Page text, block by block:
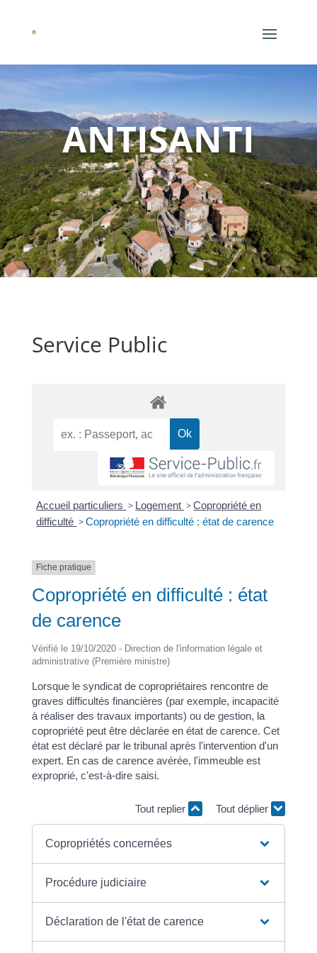
ANTISANTI
Service Public
Accueil particuliers > Logement >Copropriété en
difficulté >Copropriété en difficulté : état de carence
Fiche pratique
Copropriété en difficulté : état
de carence
Vérifié le 19/10/2020 - Direction de l'information légale et
administrative (Première ministre)
Lorsque le syndicat de copropriétaires rencontre de
graves difficultés financières (par exemple, incapacité
à réaliser des travaux importants) ou de gestion, la
copropriété peut être déclarée en état de carence. Cet
état est déclaré par le tribunal après l'intervention d'un
expert. En cas de carence avérée, l'immeuble est
exproprié, c'est-à-dire saisi.
Tout replier Tout déplier
Copropriétés concernées
Procédure judiciaire
Déclaration de l'état de carence